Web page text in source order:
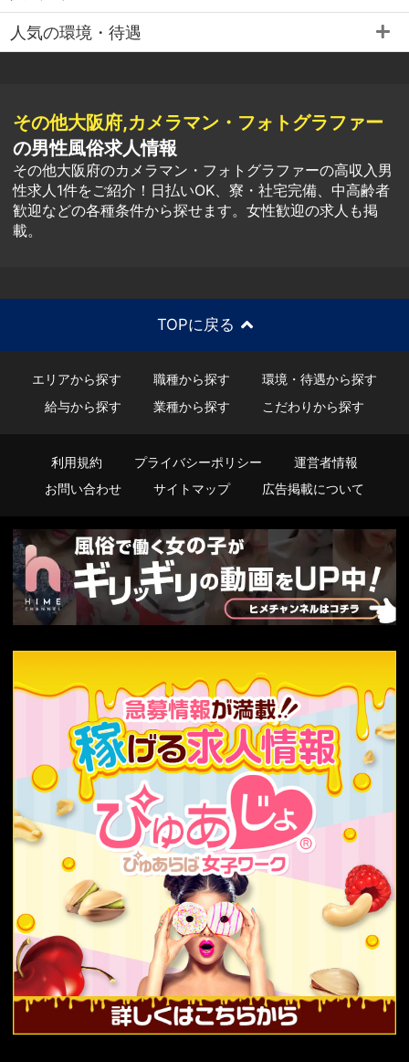
人気の環境・待遇
その他大阪府,カメラマン・フォトグラファー
の男性風俗求人情報
その他大阪府のカメラマン・フォトグラファーの高収入男
性求人1件をご紹介！日払いOK、寮・社宅完備、中高齢者
歓迎などの各種条件から探せます。女性歓迎の求人も掲
載。
TOPに戻る
エリアから探す 職種から探す
環境・待遇から探す
給与から探す
業種から探す こだわりから探す
利用規約 プライバシーポリシー
運営者情報
お問い合わせ
サイトマップ 広告掲載について